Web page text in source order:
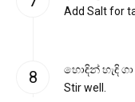
Add Salt for
හොඳින් හැඳි
Stir well.